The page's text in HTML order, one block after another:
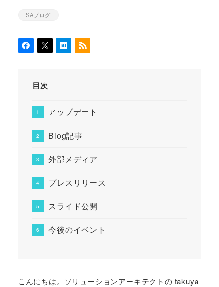
カテゴリー
SAブログ
目次
アップデート
Blog記事
外部メディア
プレスリリース
スライド公開
今後のイベント
こんにちは。ソリューションアーキテクトの takuya